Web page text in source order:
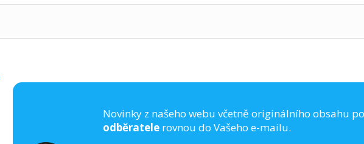
Novinky z našeho webu včetně originálního obsahu
odběratele rovnou do Vašeho e-mailu.